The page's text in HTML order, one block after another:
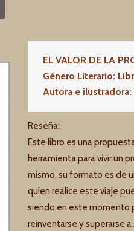
EL VALOR DE LA
Género Literario:
Autora e ilustradora:
Reseña:
Este libro es una
herramienta para vivir un
mismo, su formato es de
quien realice este viaje
siendo en este momento
reinventarse y superarse